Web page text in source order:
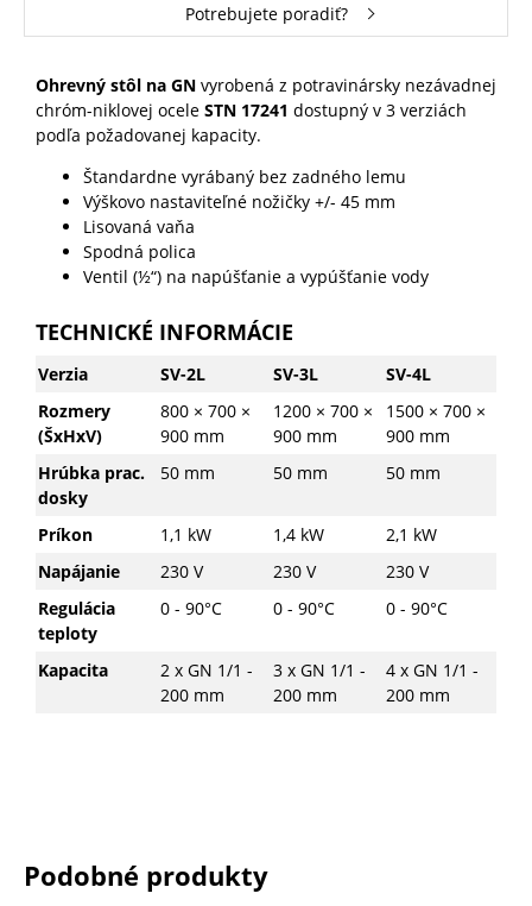
Potrebujete poradiť?
Ohrevný stôl na GNvyrobená z potravinársky nezávadnej
chróm-niklovej ocele STN 17241 dostupný v 3 verziách
podľa požadovanej kapacity.
Štandardne vyrábaný bez zadného lemu
Výškovo nastaviteľné nožičky +/- 45 mm
Lisovaná vaňa
Spodná polica
Ventil (½“) na napúšťanie a vypúšťanie vody
TECHNICKÉ INFORMÁCIE
Verzia SV-2L SV-3L
SV-4L
Rozmery
(ŠxHxV)
800 × 700 ×
900 mm
1200 × 700 ×
900 mm
1500 × 700 ×
900 mm
Hrúbka prac.
dosky
50 mm 50 mm 50 mm
Príkon 1,1 kW 1,4 kW
2,1 kW
Napájanie
230 V 230 V
230 V
Regulácia
teploty
0 - 90°C 0 - 90°C 0 - 90°C
Kapacita
2 x GN 1/1 -
200 mm
3 x GN 1/1 -
200 mm
4 x GN 1/1 -
200 mm
Podobné produkty